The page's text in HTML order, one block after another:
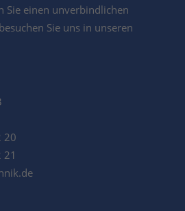
Sie einen unverbindlichen
Sie uns in unseren
20